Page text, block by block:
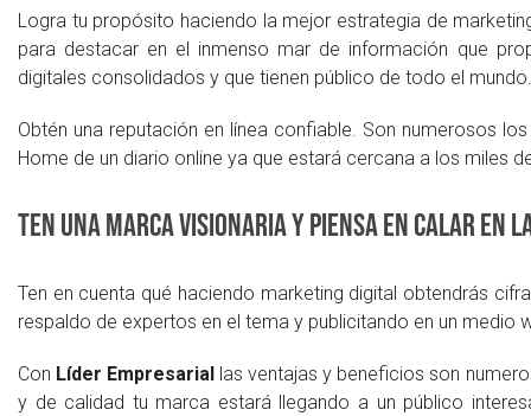
Logra tu propósito haciendo la mejor estrategia de
para destacar en el inmenso mar de información que
digitales consolidados y que tienen público de todo el mundo.
Obtén una reputación en línea confiable. Son numerosos
Home de un diario online ya que estará cercana a los miles
Ten una marca visionaria y piensa en calar en
Ten en cuenta qué haciendo marketing digital obtendrás
respaldo de expertos en el tema y publicitando en un medio
Con Líder Empresarial
las ventajas y beneficios son
y de calidad tu marca estará llegando a un público